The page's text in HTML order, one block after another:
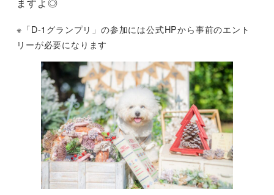
※「D-1グランプリ」の参加には公式HPから事前のエント
リーが必要になります